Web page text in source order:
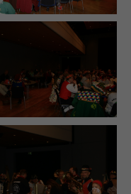
Aenean
et magnis
mus.